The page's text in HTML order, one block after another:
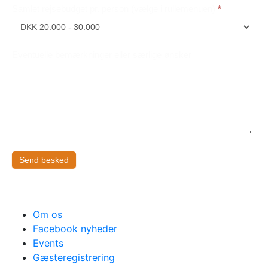
*
Send besked
Om os
Facebook nyheder
Events
Gæsteregistrering